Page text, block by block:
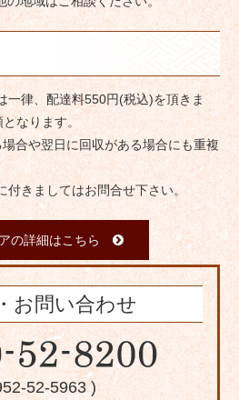
一律、配達料550円(税込)を頂きま
なります。
合や翌日に回収がある場合にも重複
付きましてはお問合せ下さい。
の詳細はこちら
お問い合わせ
52-5963 )